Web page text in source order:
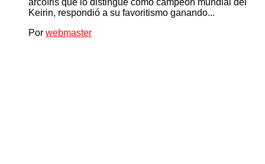
Keirin, respondió a su favoritismo ganando...
Por webmaster